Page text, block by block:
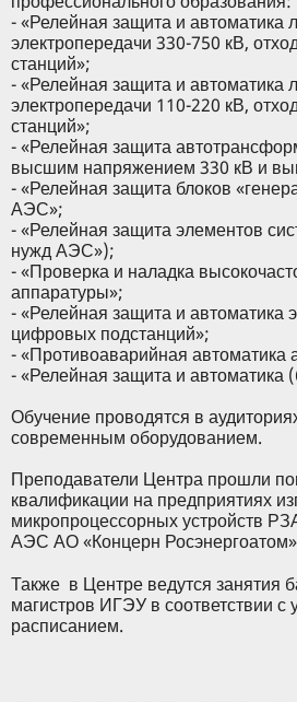
- «Релейная защита и автоматика
электропередачи 330-750 кВ,
станций»;
- «Релейная защита и автоматика
электропередачи 110-220 кВ,
станций»;
- «Релейная защита
высшим напряжением 330 кВ и
- «Релейная защита блоков
АЭС»;
- «Релейная защита элементов
нужд АЭС»);
- «Проверка и наладка
аппаратуры»;
- «Релейная защита и автоматика
цифровых подстанций»;
- «Противоаварийная автоматика
- «Релейная защита и автоматика
Обучение проводятся в
современным оборудованием.
Преподаватели Центра прошли
квалификации на предприятиях
микропроцессорных устройств
АЭС АО «Концерн
Также в Центре ведутся занятия
магистров ИГЭУ в соответствии с
расписанием.